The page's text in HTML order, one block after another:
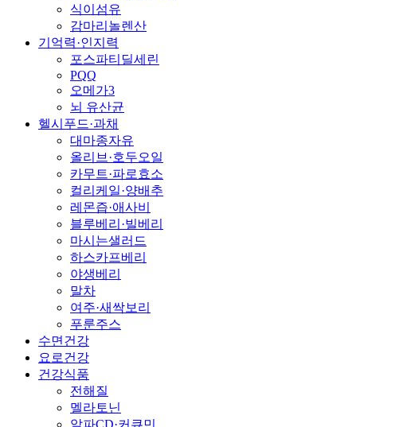
식이섬유
감마리놀렌산
기억력·인지력
포스파티딜세린
PQQ
오메가3
뇌 유산균
헬시푸드·과채
대마종자유
올리브·호두오일
카무트·파로효소
컬리케일·양배추
레몬즙·애사비
블루베리·빌베리
마시는샐러드
하스카프베리
야생베리
말차
여주·새싹보리
푸룬주스
수면건강
요로건강
건강식품
전해질
멜라토닌
알파CD·커큐민